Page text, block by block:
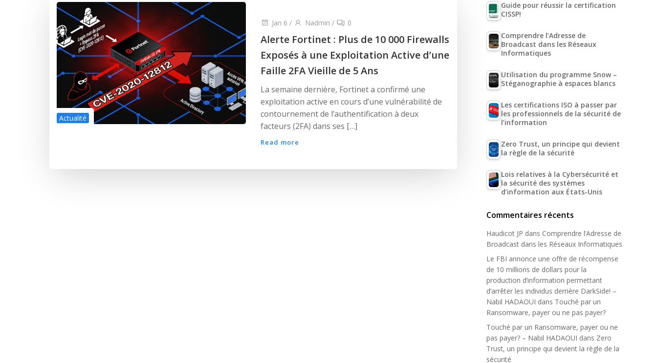
Actualité
Jan 6 / Nadmin / 0
Alerte Fortinet : Plus de 10 000 Firewalls
Exposés à une Exploitation Active d’une
Faille 2FA Vieille de 5 Ans
La semaine dernière, Fortinet a confirmé une
exploitation active en cours d’une vulnérabilité de
contournement de l’authentification à deux
facteurs (2FA) dans ses […]
Read more
Guide pour réussir la certification
CISSP!
Comprendre l’Adresse de
Broadcast dans les Réseaux
Informatiques
Utilisation du programme Snow –
Stéganographie à espaces blancs
Les certifications ISO à passer par
les professionnels de la sécurité de
l’information
Zero Trust, un principe qui devient
la règle de la sécurité
Lois relatives à la Cybersécurité et
la sécurité des systèmes
d’information aux États-Unis
Commentaires récents
Haudicot JP dans Comprendre l’Adresse de
Broadcast dans les Réseaux Informatiques
Le FBI annonce une offre de récompense
de 10 millions de dollars pour la
production d’information permettant
d’arrêter les individus derrière DarkSide! –
Nabil HADAOUI dans Touché par un
Ransomware, payer ou ne pas payer?
Touché par un Ransomware, payer ou ne
pas payer? – Nabil HADAOUI dans Zero
Trust, un principe qui devient la règle de la
sécurité